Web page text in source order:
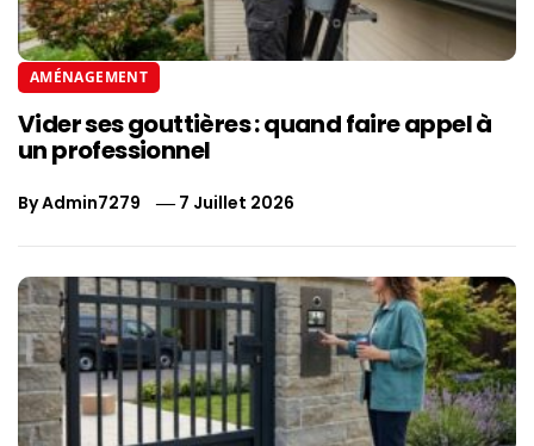
AMÉNAGEMENT
Vider ses gouttières : quand faire appel à
un professionnel
ByAdmin7279 7 Juillet 2026